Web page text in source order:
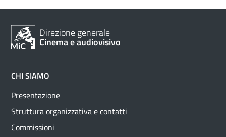
Direzione generale
Cinema e audiovisivo
CHI SIAMO
Presentazione
Struttura organizzativa e contatti
Commissioni